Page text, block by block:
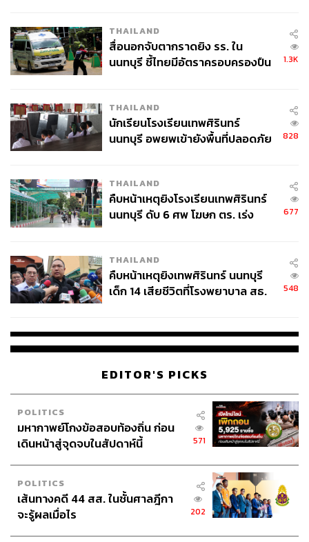
ABOUT THE AUTHOR
THE STANDARD TEAM
THAILAND
สื่อนอกจับตากราดยิง รร. ใน
นนทบุรี ชี้ไทยมีอัตราครอบครองปืน
1.3K
THAILAND
นักเรียนโรงเรียนเทพศิรินทร์
นนทบุรี อพยพเข้ายังพื้นที่ปลอดภัย
828
THAILAND
คืบหน้าเหตุยิงโรงเรียนเทพศิรินทร์
นนทบุรี ดับ 6 ศพ โฆษก ตร. เร่ง
677
THAILAND
คืบหน้าเหตุยิงเทพศิรินทร์ นนทบุรี
เด็ก 14 เสียชีวิตที่โรงพยาบาล สธ.
548
EDITOR'S PICKS
POLITICS
มหากาพย์โกงข้อสอบท้องถิ่น ก่อน
เดินหน้าสู่จุดจบในสัปดาห์นี้
571
POLITICS
เส้นทางคดี 44 สส. ในชั้นศาลฎีกา
จะรู้ผลเมื่อไร
202